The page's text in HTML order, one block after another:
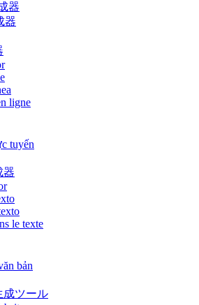
器
器
ligne
tuyến
器
le texte
bản
成ツール